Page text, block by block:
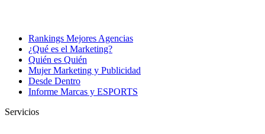
Rankings Mejores Agencias
¿Qué es el Marketing?
Quién es Quién
Mujer Marketing y Publicidad
Desde Dentro
Informe Marcas y ESPORTS
Servicios